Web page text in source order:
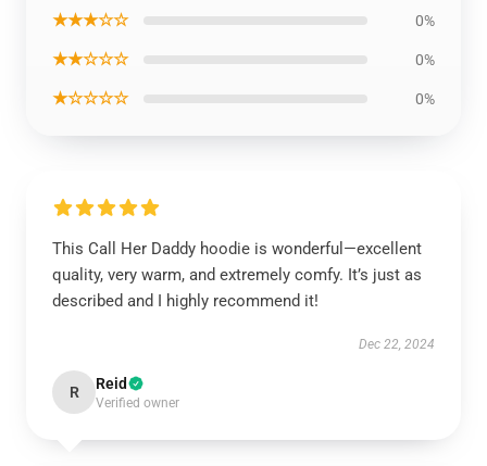
★★★☆☆ 0%
★★☆☆☆ 0%
★☆☆☆☆ 0%
This Call Her Daddy hoodie is wonderful—excellent
quality, very warm, and extremely comfy. It’s just as
described and I highly recommend it!
Dec 22, 2024
R Reid
Verified owner